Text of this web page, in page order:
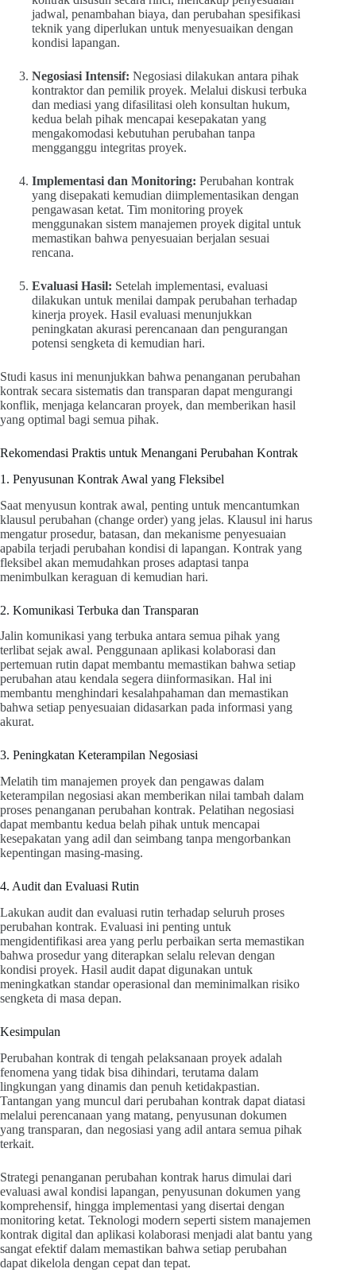
jadwal, penambahan biaya, dan perubahan spesifikasi
teknik yang diperlukan untuk menyesuaikan dengan
kondisi lapangan.
Negosiasi Intensif: Negosiasi dilakukan antara pihak
kontraktor dan pemilik proyek. Melalui diskusi terbuka
dan mediasi yang difasilitasi oleh konsultan hukum,
kedua belah pihak mencapai kesepakatan yang
mengakomodasi kebutuhan perubahan tanpa
mengganggu integritas proyek.
Implementasi dan Monitoring: Perubahan kontrak
yang disepakati kemudian diimplementasikan dengan
pengawasan ketat. Tim monitoring proyek
menggunakan sistem manajemen proyek digital untuk
memastikan bahwa penyesuaian berjalan sesuai
rencana.
Evaluasi Hasil: Setelah implementasi, evaluasi
dilakukan untuk menilai dampak perubahan terhadap
kinerja proyek. Hasil evaluasi menunjukkan
peningkatan akurasi perencanaan dan pengurangan
potensi sengketa di kemudian hari.
Studi kasus ini menunjukkan bahwa penanganan perubahan
kontrak secara sistematis dan transparan dapat mengurangi
konflik, menjaga kelancaran proyek, dan memberikan hasil
yang optimal bagi semua pihak.
Rekomendasi Praktis untuk Menangani Perubahan Kontrak
1. Penyusunan Kontrak Awal yang Fleksibel
Saat menyusun kontrak awal, penting untuk mencantumkan
klausul perubahan (change order) yang jelas. Klausul ini harus
mengatur prosedur, batasan, dan mekanisme penyesuaian
apabila terjadi perubahan kondisi di lapangan. Kontrak yang
fleksibel akan memudahkan proses adaptasi tanpa
menimbulkan keraguan di kemudian hari.
2. Komunikasi Terbuka dan Transparan
Jalin komunikasi yang terbuka antara semua pihak yang
terlibat sejak awal. Penggunaan aplikasi kolaborasi dan
pertemuan rutin dapat membantu memastikan bahwa setiap
perubahan atau kendala segera diinformasikan. Hal ini
membantu menghindari kesalahpahaman dan memastikan
bahwa setiap penyesuaian didasarkan pada informasi yang
akurat.
3. Peningkatan Keterampilan Negosiasi
Melatih tim manajemen proyek dan pengawas dalam
keterampilan negosiasi akan memberikan nilai tambah dalam
proses penanganan perubahan kontrak. Pelatihan negosiasi
dapat membantu kedua belah pihak untuk mencapai
kesepakatan yang adil dan seimbang tanpa mengorbankan
kepentingan masing-masing.
4. Audit dan Evaluasi Rutin
Lakukan audit dan evaluasi rutin terhadap seluruh proses
perubahan kontrak. Evaluasi ini penting untuk
mengidentifikasi area yang perlu perbaikan serta memastikan
bahwa prosedur yang diterapkan selalu relevan dengan
kondisi proyek. Hasil audit dapat digunakan untuk
meningkatkan standar operasional dan meminimalkan risiko
sengketa di masa depan.
Kesimpulan
Perubahan kontrak di tengah pelaksanaan proyek adalah
fenomena yang tidak bisa dihindari, terutama dalam
lingkungan yang dinamis dan penuh ketidakpastian.
Tantangan yang muncul dari perubahan kontrak dapat diatasi
melalui perencanaan yang matang, penyusunan dokumen
yang transparan, dan negosiasi yang adil antara semua pihak
terkait.
Strategi penanganan perubahan kontrak harus dimulai dari
evaluasi awal kondisi lapangan, penyusunan dokumen yang
komprehensif, hingga implementasi yang disertai dengan
monitoring ketat. Teknologi modern seperti sistem manajemen
kontrak digital dan aplikasi kolaborasi menjadi alat bantu yang
sangat efektif dalam memastikan bahwa setiap perubahan
dapat dikelola dengan cepat dan tepat.